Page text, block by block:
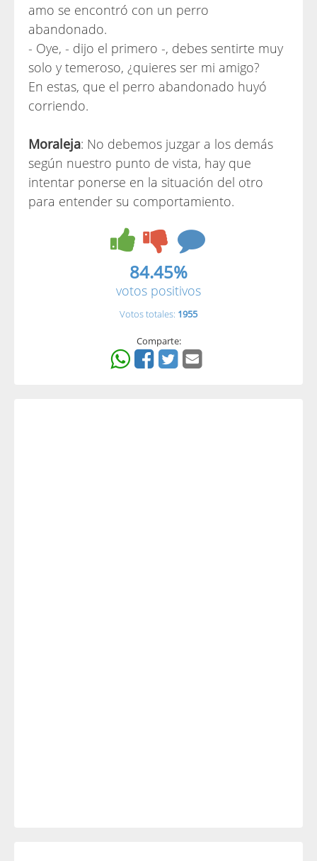
amo se encontró con un perro
abandonado.
- Oye, - dijo el primero -, debes sentirte muy
solo y temeroso, ¿quieres ser mi amigo?
En estas, que el perro abandonado huyó
corriendo.
Moraleja: No debemos juzgar a los demás
según nuestro punto de vista, hay que
intentar ponerse en la situación del otro
para entender su comportamiento.
84.45%
votos positivos
Votos totales: 1955
Comparte: